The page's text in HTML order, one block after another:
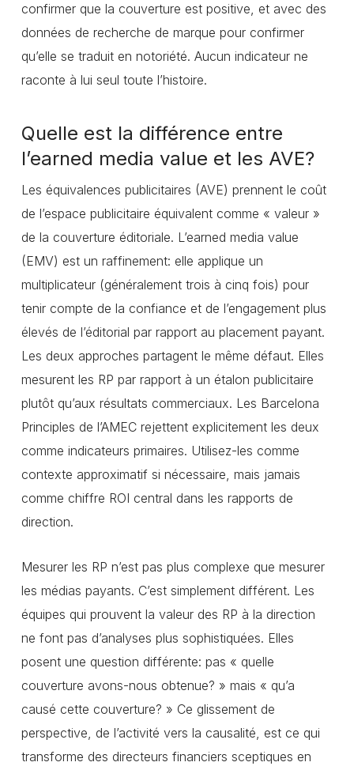
confirmer que la couverture est positive, et avec des
données de recherche de marque pour confirmer
qu’elle se traduit en notoriété. Aucun indicateur ne
raconte à lui seul toute l’histoire.
Quelle est la différence entre
l’earned media value et les AVE?
Les équivalences publicitaires (AVE) prennent le coût
de l’espace publicitaire équivalent comme « valeur »
de la couverture éditoriale. L’earned media value
(EMV) est un raffinement: elle applique un
multiplicateur (généralement trois à cinq fois) pour
tenir compte de la confiance et de l’engagement plus
élevés de l’éditorial par rapport au placement payant.
Les deux approches partagent le même défaut. Elles
mesurent les RP par rapport à un étalon publicitaire
plutôt qu’aux résultats commerciaux. Les Barcelona
Principles de l’AMEC rejettent explicitement les deux
comme indicateurs primaires. Utilisez-les comme
contexte approximatif si nécessaire, mais jamais
comme chiffre ROI central dans les rapports de
direction.
Mesurer les RP n’est pas plus complexe que mesurer
les médias payants. C’est simplement différent. Les
équipes qui prouvent la valeur des RP à la direction
ne font pas d’analyses plus sophistiquées. Elles
posent une question différente: pas « quelle
couverture avons-nous obtenue? » mais « qu’a
causé cette couverture? » Ce glissement de
perspective, de l’activité vers la causalité, est ce qui
transforme des directeurs financiers sceptiques en